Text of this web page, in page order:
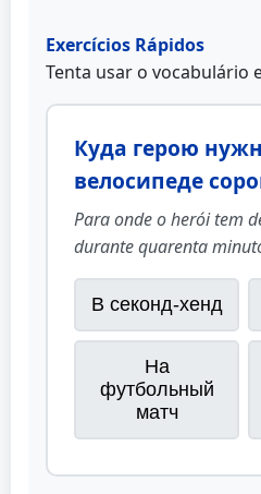
Exercícios Rápidos
Tenta usar o vocabulário
Куда герою
велосипеде
Para onde o herói tem
durante quarenta
В секонд-хенд
На
футбольный
матч